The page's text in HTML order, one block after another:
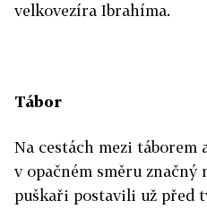
velkovezíra Ibrahíma.
Tábor
Na cestách mezi táborem
v opačném směru značný
puškaři postavili už před